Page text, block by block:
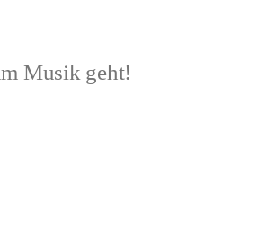
Musik geht!